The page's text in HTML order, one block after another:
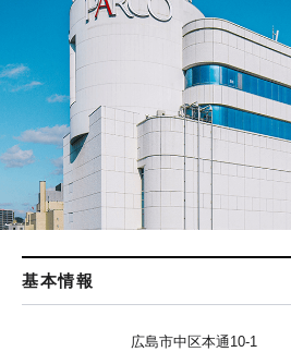
基本情報
広島市中区本通10-1